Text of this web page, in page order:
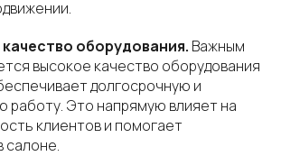
оборудования. Важным
высокое качество оборудования
долгосрочную и
работу. Это напрямую влияет на
клиентов и помогает
салоне.